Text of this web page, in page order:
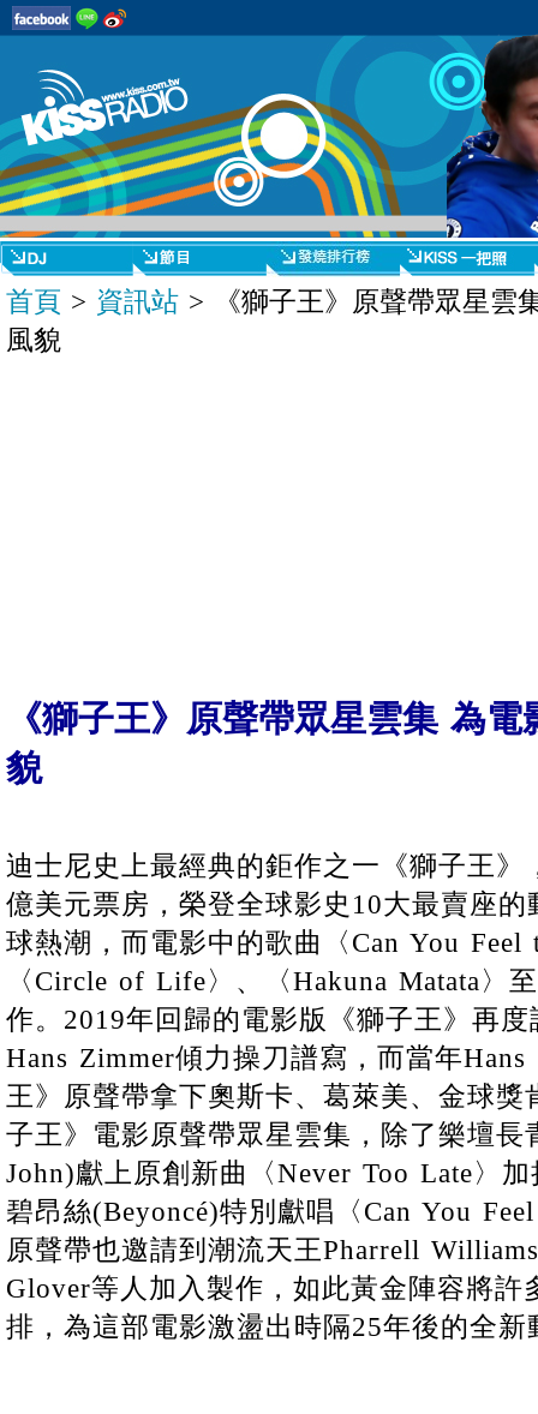
首頁 > 資訊站 > 《獅子王》原聲帶眾星雲
風貌
《獅子王》原聲帶眾星雲集 為
貌
迪士尼史上最經典的鉅作之一《獅子王》
億美元票房，榮登全球影史10大最賣座
球熱潮，而電影中的歌曲〈Can You
〈Circle of Life〉、〈Hakuna Matata〉
作。2019年回歸的電影版《獅子王》再
Hans Zimmer傾力操刀譜寫，而當年
王》原聲帶拿下奧斯卡、葛萊美、金球獎
子王》電影原聲帶眾星雲集，除了樂壇長
John)獻上原創新曲〈Never Too Late〉
碧昂絲(Beyoncé)特別獻唱〈Can You
原聲帶也邀請到潮流天王Pharrell
Glover等人加入製作，如此黃金陣容將許
排，為這部電影激盪出時隔25年後的全新